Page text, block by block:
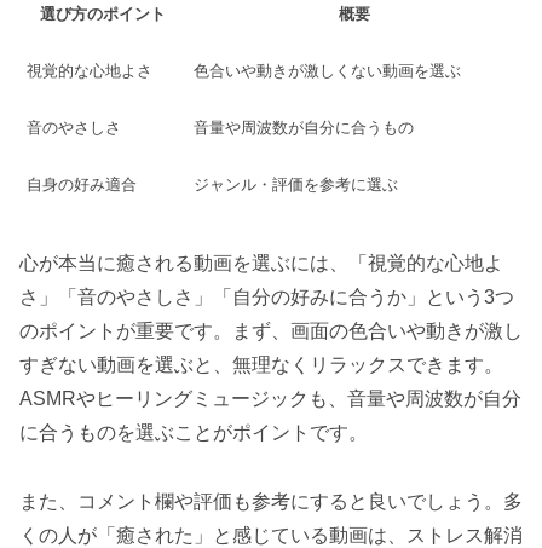
選び方のポイント 概要
視覚的な心地よさ 色合いや動きが激しくない動画を選ぶ
音のやさしさ 音量や周波数が自分に合うもの
自身の好み適合 ジャンル・評価を参考に選ぶ
心が本当に癒される動画を選ぶには、「視覚的な心地よ
さ」「音のやさしさ」「自分の好みに合うか」という3つ
のポイントが重要です。まず、画面の色合いや動きが激し
すぎない動画を選ぶと、無理なくリラックスできます。
ASMRやヒーリングミュージックも、音量や周波数が自分
に合うものを選ぶことがポイントです。
また、コメント欄や評価も参考にすると良いでしょう。多
くの人が「癒された」と感じている動画は、ストレス解消